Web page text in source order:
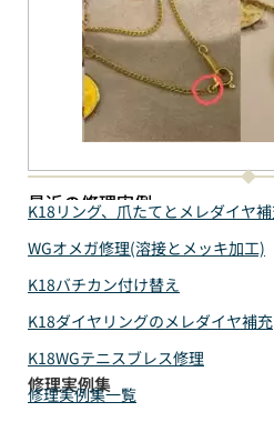
最近の修理実例
K18リング、爪たてとメレダイヤ
WGオメガ修理(溶接とメッキ加工)
K18バチカン付け替え
K18ダイヤリングのメレダイヤ補充
K18WGテニスブレス修理
修理実例集
修理実例集一覧